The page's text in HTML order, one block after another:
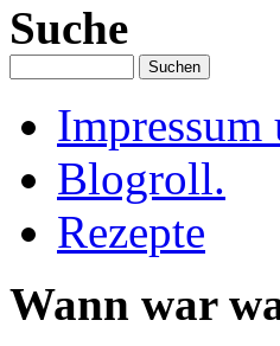
Suche
Impressum
Blogroll.
Rezepte
Wann war